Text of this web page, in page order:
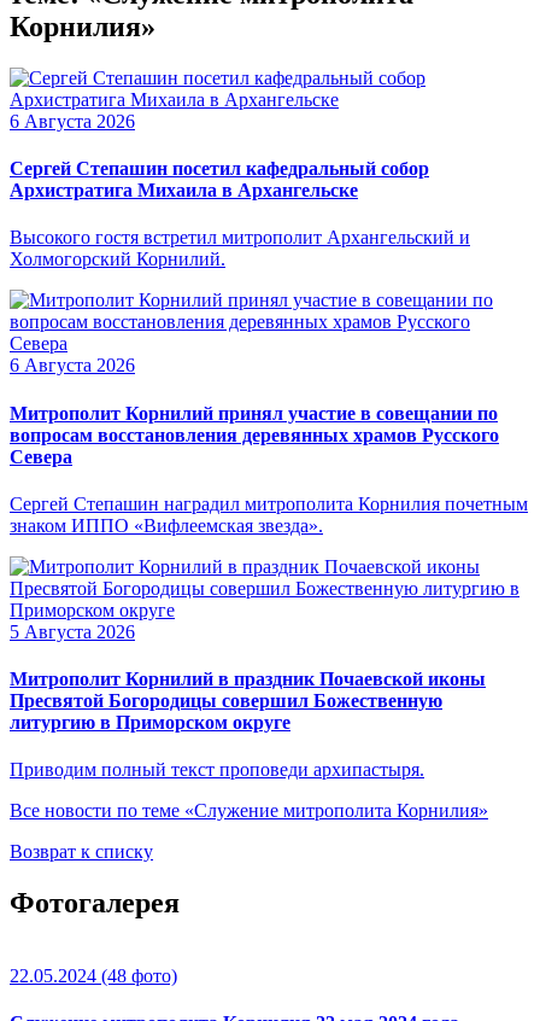
Корнилия»
6 Августа 2026
Сергей Степашин посетил кафедральный собор
Архистратига Михаила в Архангельске
Высокого гостя встретил митрополит Архангельский и
Холмогорский Корнилий.
6 Августа 2026
Митрополит Корнилий принял участие в совещании по
вопросам восстановления деревянных храмов Русского
Севера
Сергей Степашин наградил митрополита Корнилия почетным
знаком ИППО «Вифлеемская звезда».
5 Августа 2026
Митрополит Корнилий в праздник Почаевской иконы
Пресвятой Богородицы совершил Божественную
литургию в Приморском округе
Приводим полный текст проповеди архипастыря.
Все новости по теме «Служение митрополита Корнилия»
Возврат к списку
Фотогалерея
22.05.2024 (48 фото)